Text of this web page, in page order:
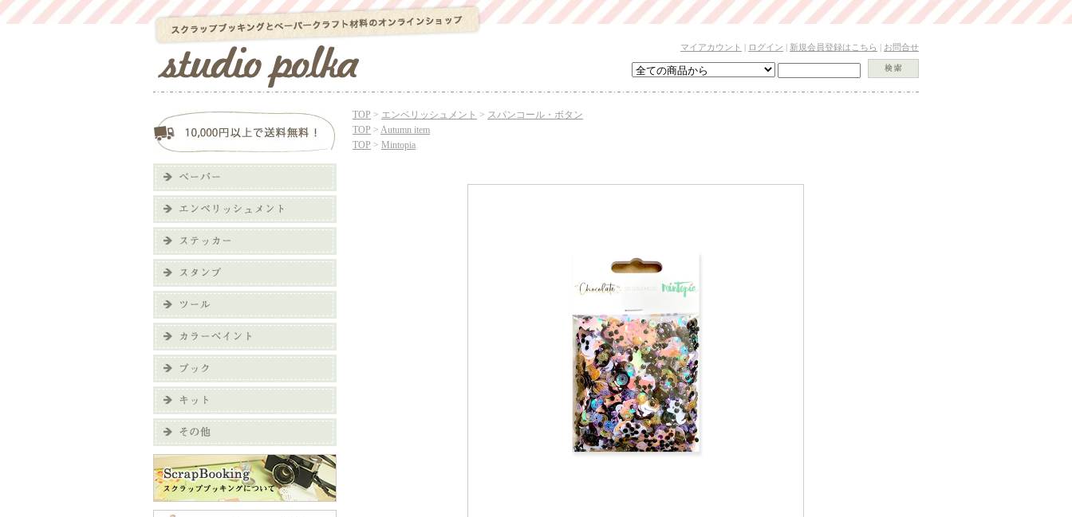
マイアカウント | ログイン | 新規会員登録はこちら | お問合せ
TOP > エンベリッシュメント > スパンコール・ボタン
TOP > Autumn item
TOP > Mintopia